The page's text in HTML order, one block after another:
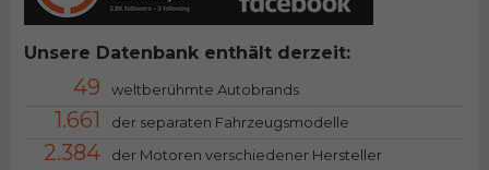
Unsere Datenbank enthält derzeit:
49 weltberühmte Autobrands
1.661 der separaten Fahrzeugsmodelle
2.384 der Motoren verschiedener Hersteller